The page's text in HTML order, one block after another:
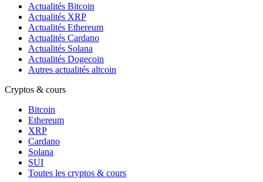
Actualités Bitcoin
Actualités XRP
Actualités Ethereum
Actualités Cardano
Actualités Solana
Actualités Dogecoin
Autres actualités altcoin
Cryptos & cours
Bitcoin
Ethereum
XRP
Cardano
Solana
SUI
Toutes les cryptos & cours